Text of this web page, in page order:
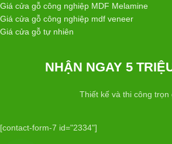
Giá cửa gỗ công nghiệp MDF Melamine
Giá cửa gỗ công nghiệp mdf veneer
Giá cửa gỗ tự nhiên
NHẬN NGAY 5
Thiết kế và thi công trọn
[contact-form-7 id="2334"]